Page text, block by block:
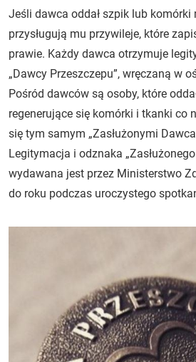
Jeśli dawca oddał szpik lub komórki
przysługują mu przywileje, które
prawie. Każdy dawca otrzymuje
„Dawcy Przeszczepu”, wręczaną w
Pośród dawców są osoby, które
regenerujące się komórki i tkanki co
się tym samym „Zasłużonymi
Legitymacja i odznaka
wydawana jest przez Ministerstwo
do roku podczas uroczystego